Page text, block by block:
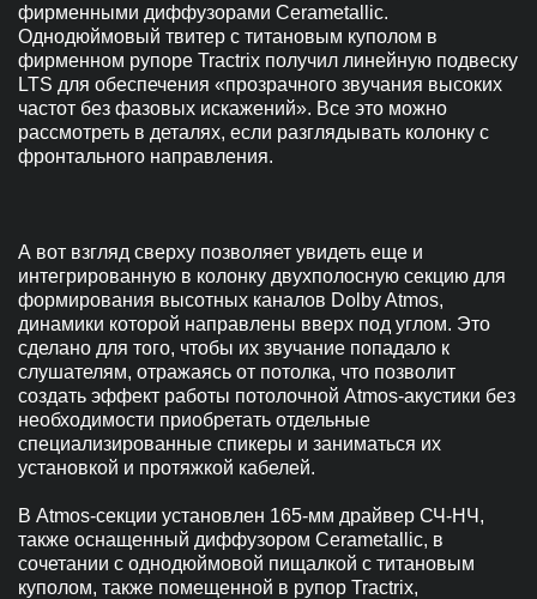
фирменными диффузорами Cerametallic.
Однодюймовый твитер с титановым куполом в
фирменном рупоре Tractrix получил линейную подвеску
LTS для обеспечения «прозрачного звучания высоких
частот без фазовых искажений». Все это можно
рассмотреть в деталях, если разглядывать колонку с
фронтального направления.
А вот взгляд сверху позволяет увидеть еще и
интегрированную в колонку двухполосную секцию для
формирования высотных каналов Dolby Atmos,
динамики которой направлены вверх под углом. Это
сделано для того, чтобы их звучание попадало к
слушателям, отражаясь от потолка, что позволит
создать эффект работы потолочной Atmos-акустики без
необходимости приобретать отдельные
специализированные спикеры и заниматься их
установкой и протяжкой кабелей.
В Atmos-секции установлен 165-мм драйвер СЧ-НЧ,
также оснащенный диффузором Cerametallic, в
сочетании с однодюймовой пищалкой с титановым
куполом, также помещенной в рупор Tractrix,